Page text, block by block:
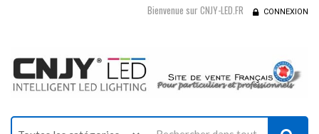
Bienvenue sur CNJY-LED.FR CONNEXION